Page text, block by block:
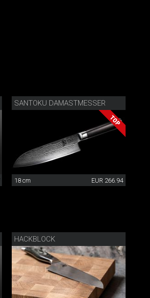
SANTOKU DAMASTMESSER
18 cm EUR 266.94
HACKBLOCK